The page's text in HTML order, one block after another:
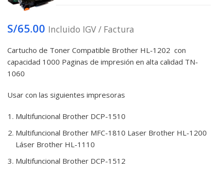
S/65.00 Incluido IGV / Factura
Cartucho de Toner Compatible Brother HL-1202 con
capacidad 1000 Paginas de impresión en alta calidad TN-
1060
Usar con las siguientes impresoras
Multifuncional Brother DCP-1510
Multifuncional Brother MFC-1810 Laser Brother HL-1200
Láser Brother HL-1110
Multifuncional Brother DCP-1512